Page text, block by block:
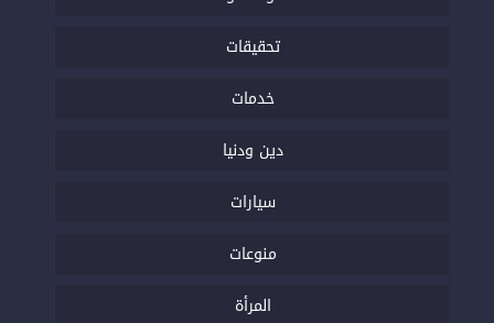
تحقيقات
خدمات
دين ودنيا
سيارات
منوعات
المرأة